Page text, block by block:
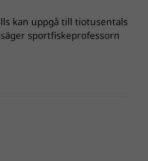
kan uppgå till tiotusentals
sportfiskeprofessorn